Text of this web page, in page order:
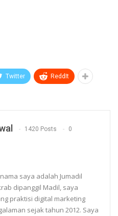
Twitter ReddIt
1420 Posts 0
saya adalah Jumadil
dipanggil Madil, saya
praktisi digital marketing
sejak tahun 2012. Saya